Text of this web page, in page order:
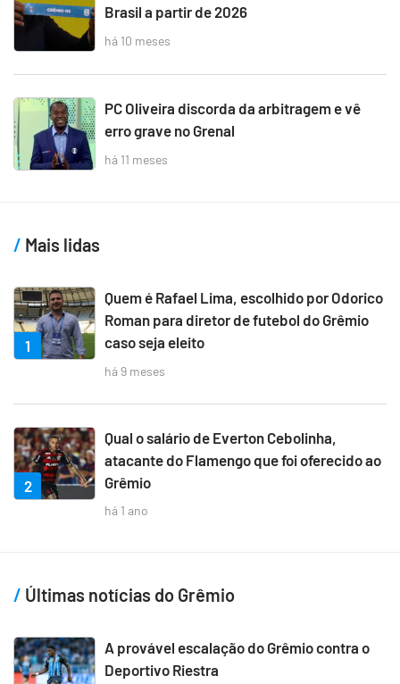
Brasil a partir de 2026
há 10 meses
PC Oliveira discorda da arbitragem e vê
erro grave no Grenal
há 11 meses
Mais lidas
1
Quem é Rafael Lima, escolhido por Odorico
Roman para diretor de futebol do Grêmio
caso seja eleito
há 9 meses
2
Qual o salário de Everton Cebolinha,
atacante do Flamengo que foi oferecido ao
Grêmio
há 1 ano
Últimas notícias do Grêmio
A provável escalação do Grêmio contra o
Deportivo Riestra